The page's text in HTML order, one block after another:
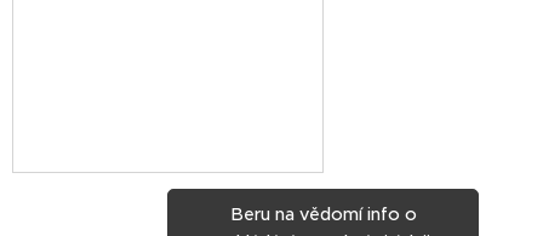
Beru na vědomí info o